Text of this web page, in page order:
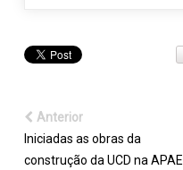
Anterior
Iniciadas as obras da
construção da UCD na APAE